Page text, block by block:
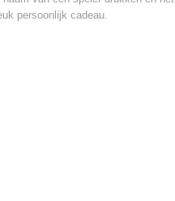
persoonlijk cadeau.